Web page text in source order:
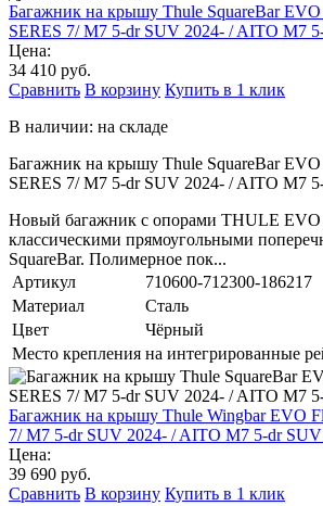
Багажник на крышу Thule SquareBar EVO
SERES 7/ M7 5-dr SUV 2024- / AITO M7
Цена:
34 410 руб.
Сравнить В корзину Купить в 1 клик
В наличии: на складе
Багажник на крышу Thule SquareBar EVO
SERES 7/ M7 5-dr SUV 2024- / AITO M7
Новый багажник с опорами THULE EVO
классическими прямоугольными
SquareBar. Полимерное пок...
Артикул
710600-712300-186217
Материал
Сталь
Цвет
Чёрный
Место крепления на интегрированные
Багажник на крышу Thule Wingbar EVO
7/ M7 5-dr SUV 2024- / AITO M7 5-dr
Цена:
39 690 руб.
Сравнить В корзину Купить в 1 клик